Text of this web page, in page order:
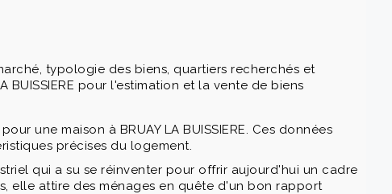
typologie des biens, quartiers recherchés et
BUISSIERE pour l'estimation et la vente de biens
pour une maison à BRUAY LA BUISSIERE. Ces données
précises du logement.
qui a su se réinventer pour offrir aujourd'hui un cadre
elle attire des ménages en quête d'un bon rapport